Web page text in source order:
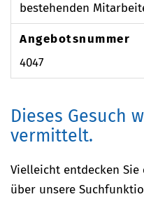
bestehenden
Angebotsnummer
4047
Dieses Gesuch
vermittelt.
Vielleicht entdecken
über unsere